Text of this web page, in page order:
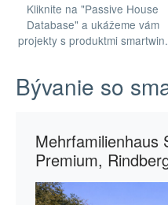
Kliknite na "Passive House
Database" a ukážeme vám
projekty s produktmi smartwin.
Bývanie so
Mehrfamilienhaus
Premium,